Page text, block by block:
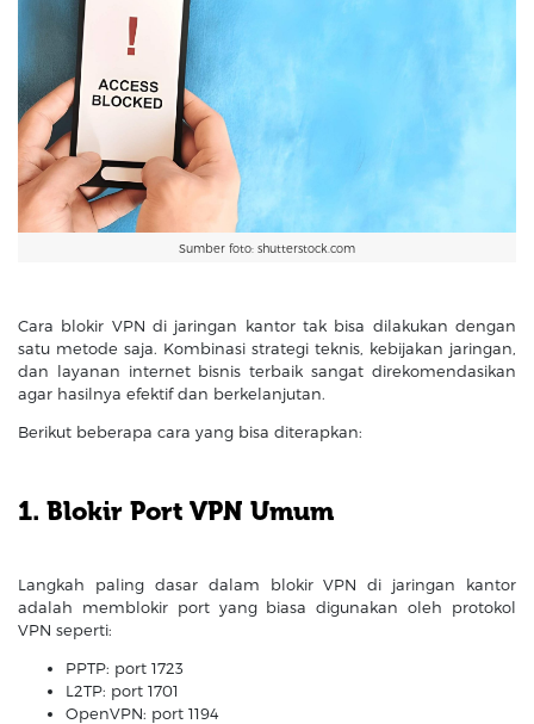
Sumber foto: shutterstock.com
Cara blokir VPN di jaringan kantor tak bisa dilakukan dengan
satu metode saja. Kombinasi strategi teknis, kebijakan jaringan,
dan layanan internet bisnis terbaik sangat direkomendasikan
agar hasilnya efektif dan berkelanjutan.
Berikut beberapa cara yang bisa diterapkan:
1. Blokir Port VPN Umum
Langkah paling dasar dalam blokir VPN di jaringan kantor
adalah memblokir port yang biasa digunakan oleh protokol
VPN seperti:
PPTP: port 1723
L2TP: port 1701
OpenVPN: port 1194